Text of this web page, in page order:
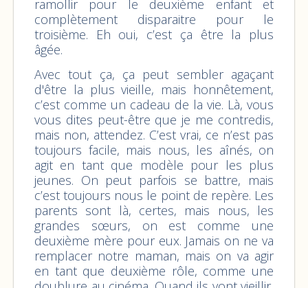
ramollir pour le deuxième enfant et
complètement disparaitre pour le
troisième. Eh oui, c’est ça être la plus
âgée.
Avec tout ça, ça peut sembler agaçant
d'être la plus vieille, mais honnêtement,
c’est comme un cadeau de la vie. Là, vous
vous dites peut-être que je me contredis,
mais non, attendez. C’est vrai, ce n’est pas
toujours facile, mais nous, les aînés, on
agit en tant que modèle pour les plus
jeunes. On peut parfois se battre, mais
c’est toujours nous le point de repère. Les
parents sont là, certes, mais nous, les
grandes sœurs, on est comme une
deuxième mère pour eux. Jamais on ne va
remplacer notre maman, mais on va agir
en tant que deuxième rôle, comme une